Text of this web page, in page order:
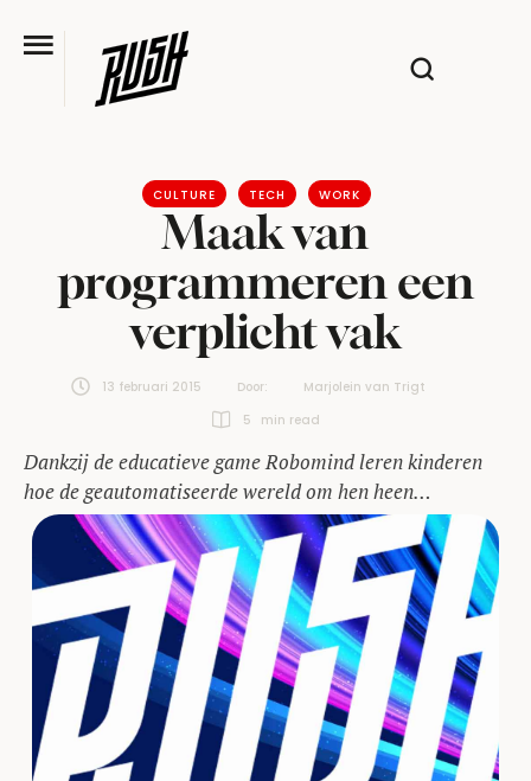
CULTURE TECH WORK
Maak van
programmeren een
verplicht vak
13 februari 2015 Door:
Marjolein van Trigt
5
min read
Dankzij de educatieve game Robomind leren kinderen
hoe de geautomatiseerde wereld om hen heen
functioneert. Programmeren zou een verplicht vak
moeten zijn, vinden de makers.